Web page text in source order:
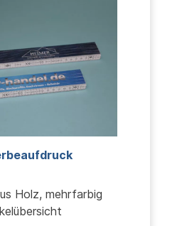
Holz, mehrfarbig
Winkelübersicht